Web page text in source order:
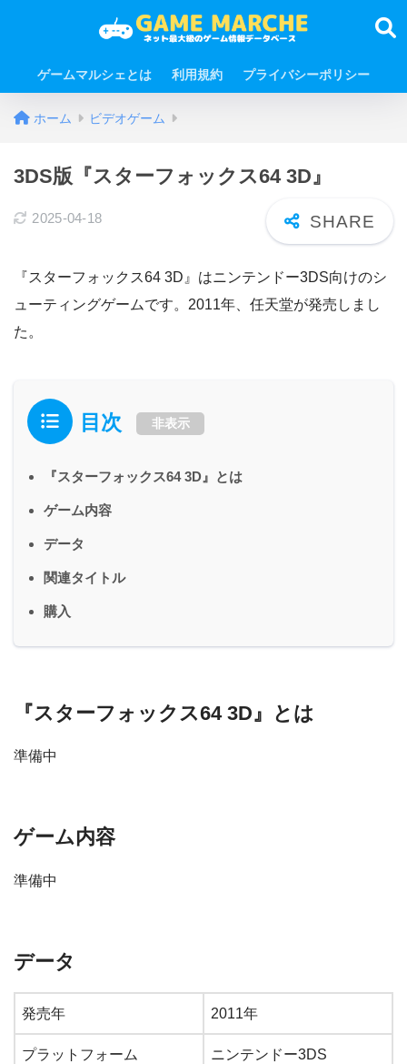
ゲームマルシェとは 利用規約 プライバシーポリシー
ホーム ビデオゲーム
3DS版『スターフォックス64 3D』
2025-04-18
『スターフォックス64 3D』はニンテンドー3DS向けのシ
ューティングゲームです。2011年、任天堂が発売しまし
た。
目次 非表示
『スターフォックス64 3D』とは
ゲーム内容
データ
関連タイトル
購入
『スターフォックス64 3D』とは
準備中
ゲーム内容
準備中
データ
発売年 2011年
プラットフォーム ニンテンドー3DS